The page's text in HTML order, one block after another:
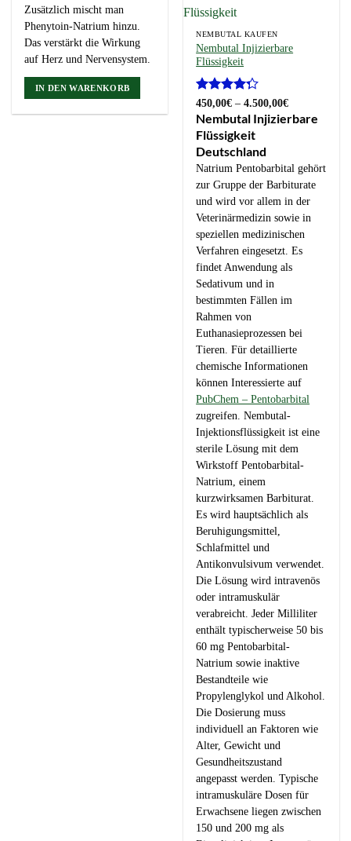
Zusätzlich mischt man
Phenytoin-Natrium hinzu.
Das verstärkt die Wirkung
auf Herz und Nervensystem.
IN DEN WARENKORB
mehrere
auf.
Die
Optionen
können
auf
der
Produktseite
gewählt
werden
NEMBUTAL KAUFEN
Nembutal Injizierbare
Flüssigkeit
Bewertet
mit4.25
von 5
450,00€ –4.500,00€Preisspanne:
450,00€
bis
Nembutal Injizierbare
Flüssigkeit
Deutschland
Natrium Pentobarbital gehört
zur Gruppe der Barbiturate
und wird vor allem in der
Veterinärmedizin sowie in
speziellen medizinischen
Verfahren eingesetzt. Es
findet Anwendung als
Sedativum und in
bestimmten Fällen im
Rahmen von
Euthanasieprozessen bei
Tieren. Für detaillierte
chemische Informationen
können Interessierte auf
PubChem – Pentobarbital
zugreifen. Nembutal-
Injektionsflüssigkeit ist eine
sterile Lösung mit dem
Wirkstoff Pentobarbital-
Natrium, einem
kurzwirksamen Barbiturat.
Es wird hauptsächlich als
Beruhigungsmittel,
Schlafmittel und
Antikonvulsivum verwendet.
Die Lösung wird intravenös
oder intramuskulär
verabreicht. Jeder Milliliter
enthält typischerweise 50 bis
60 mg Pentobarbital-
Natrium sowie inaktive
Bestandteile wie
Propylenglykol und Alkohol.
Die Dosierung muss
individuell an Faktoren wie
Alter, Gewicht und
Gesundheitszustand
angepasst werden. Typische
intramuskuläre Dosen für
Erwachsene liegen zwischen
150 und 200 mg als